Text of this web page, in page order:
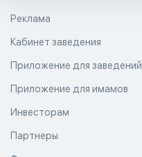
Реклама
Кабинет заведения
Приложение для заведений
Приложение для имамов
Инвесторам
Партнеры